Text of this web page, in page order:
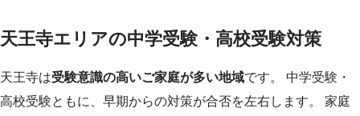
天王寺エリアの中学受験・高校受験対策
天王寺は受験意識の高いご家庭が多い地域です。 中学受験・
高校受験ともに、早期からの対策が合否を左右します。 家庭